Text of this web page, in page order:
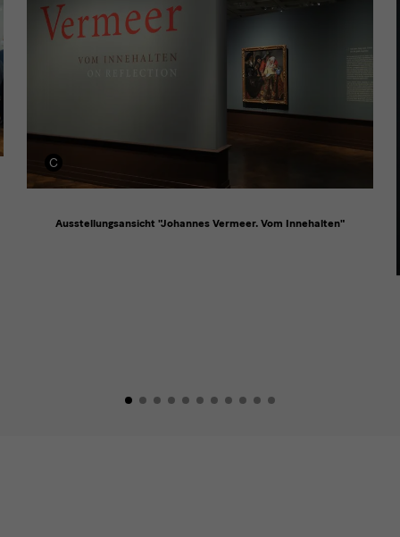
Ausstellungsansicht "Johannes Vermeer. Vom Innehalten"